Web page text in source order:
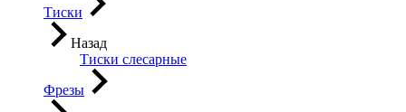
Тиски
Назад
Тиски слесарные
Фрезы